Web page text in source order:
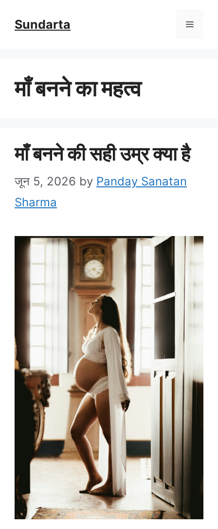
Sundarta Menu
माँ बनने का महत्व
माँ बनने की सही उम्र क्या है
जून 5, 2026 by Panday Sanatan
Sharma